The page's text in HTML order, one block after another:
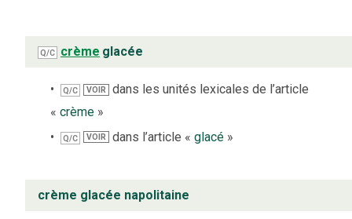
Q/C crème glacée
Q/C VOIR
dans les unités lexicales de l’article
« crème »
Q/C VOIR dans l’article «glacé »
crème glacée napolitaine